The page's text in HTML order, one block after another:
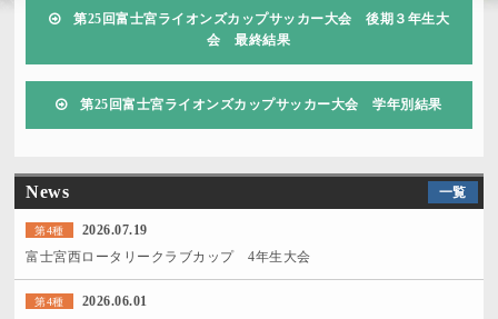
第25回富士宮ライオンズカップサッカー大会 後期３年生大
会 最終結果
第25回富士宮ライオンズカップサッカー大会 学年別結果
News 一覧
第4種
2026.07.19
富士宮西ロータリークラブカップ 4年生大会
第4種
2026.06.01